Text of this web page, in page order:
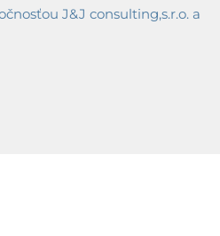
J&J consulting,s.r.o. a